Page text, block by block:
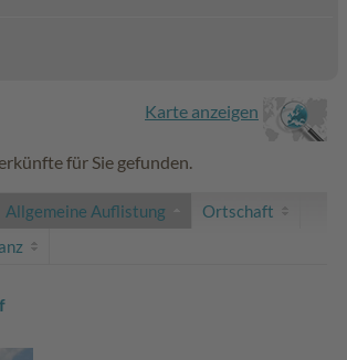
Karte anzeigen
für Sie gefunden.
Allgemeine Auflistung
Ortschaft